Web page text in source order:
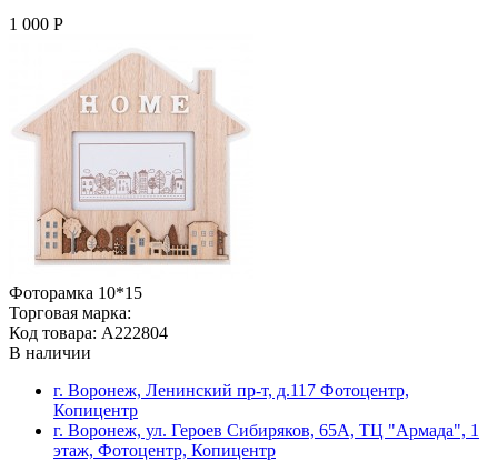
1 000 Р
Фоторамка 10*15
Торговая марка:
Код товара: A222804
В наличии
г. Воронеж, Ленинский пр-т, д.117 Фотоцентр,
Копицентр
г. Воронеж, ул. Героев Сибиряков, 65А, ТЦ "Армада", 1
этаж, Фотоцентр, Копицентр